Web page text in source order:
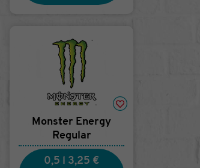
Monster Energy
Regular
0,5 l 3,25 €